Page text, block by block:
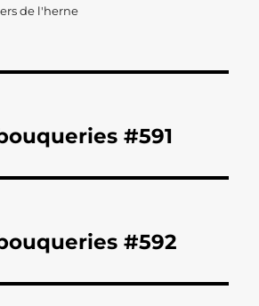
le
de l'herne
#591
#592